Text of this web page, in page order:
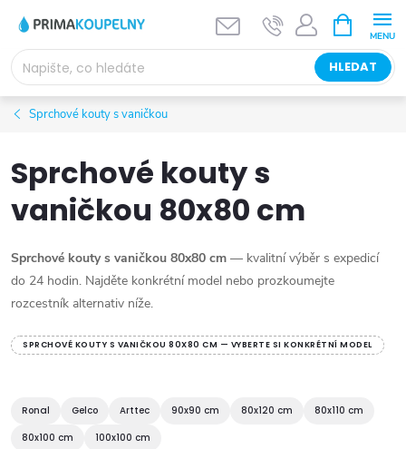
obsah
HLEDAT
NÁKUPNÍ
KOŠÍK
Sprchové kouty s vaničkou
Sprchové kouty s
vaničkou 80x80 cm
Sprchové kouty s vaničkou 80x80 cm — kvalitní výběr s expedicí
do 24 hodin. Najděte konkrétní model nebo prozkoumejte
rozcestník alternativ níže.
SPRCHOVÉ KOUTY S VANIČKOU 80X80 CM — VYBERTE SI KONKRÉTNÍ MODEL
Ronal Gelco Arttec 90x90 cm 80x120 cm
80x110 cm
80x100 cm
100x100 cm